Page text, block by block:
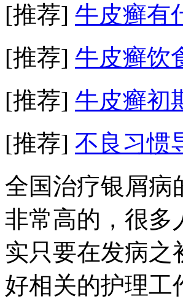
[推荐] 牛皮癣有
[推荐] 牛皮癣饮
[推荐] 牛皮癣初
[推荐] 不良习惯
全国治疗银屑病
非常高的，很多
实只要在发病之
好相关的护理工